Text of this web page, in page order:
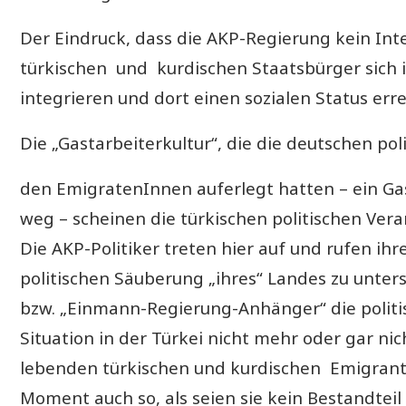
Der Eindruck, dass die AKP-Regierung kein
türkischen und kurdischen Staatsbürger sich
integrieren und dort einen sozialen Status
Die „Gastarbeiterkultur“, die die deutschen
den EmigratenInnen auferlegt hatten – ein
weg – scheinen die türkischen politischen
Die AKP-Politiker treten hier auf und rufen
politischen Säuberung „ihres“ Landes zu
bzw. „Einmann-Regierung-Anhänger“ die
Situation in der Türkei nicht mehr oder gar
lebenden türkischen und kurdischen
Moment auch so, als seien sie kein